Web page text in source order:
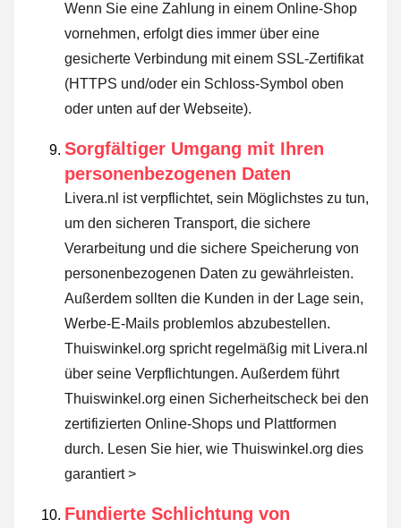
Wenn Sie eine Zahlung in einem Online-Shop
vornehmen, erfolgt dies immer über eine
gesicherte Verbindung mit einem SSL-Zertifikat
(HTTPS und/oder ein Schloss-Symbol oben
oder unten auf der Webseite).
Sorgfältiger Umgang mit Ihren
personenbezogenen Daten
Livera.nl ist verpflichtet, sein Möglichstes zu tun,
um den sicheren Transport, die sichere
Verarbeitung und die sichere Speicherung von
personenbezogenen Daten zu gewährleisten.
Außerdem sollten die Kunden in der Lage sein,
Werbe-E-Mails problemlos abzubestellen.
Thuiswinkel.org spricht regelmäßig mit Livera.nl
über seine Verpflichtungen. Außerdem führt
Thuiswinkel.org einen Sicherheitscheck bei den
zertifizierten Online-Shops und Plattformen
durch. Lesen Sie hier, wie Thuiswinkel.org dies
garantiert >
Fundierte Schlichtung von